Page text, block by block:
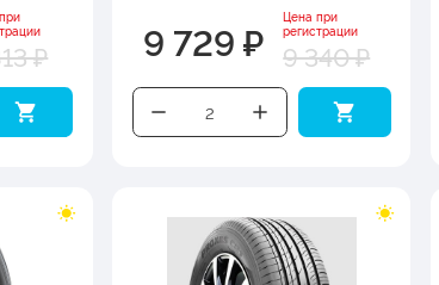
₽ 9 729 ₽
Цена при
регистрации
9 340 ₽